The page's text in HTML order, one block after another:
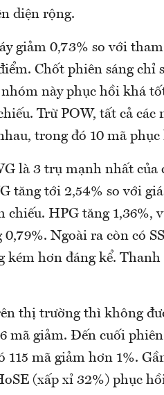
diện rộng.
giảm 0,73% so với
Chốt phiên sáng chỉ
này phục hồi khá
Trừ POW, tất cả
trong đó 10 mã phục
là 3 trụ mạnh nhất của
tăng tới 2,54% so với
chiếu. HPG tăng 1,36%,
Ngoài ra còn có
kém hơn đáng kể.
thị trường thì không
mã giảm. Đến cuối
115 mã giảm hơn 1%.
(xấp xỉ 32%) phục